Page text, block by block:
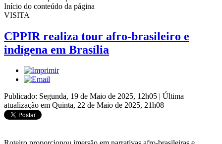
Início do conteúdo da página
VISITA
CPPIR realiza tour afro-brasileiro e
indígena em Brasília
Publicado: Segunda, 19 de Maio de 2025, 12h05 | Última
atualização em Quinta, 22 de Maio de 2025, 21h08